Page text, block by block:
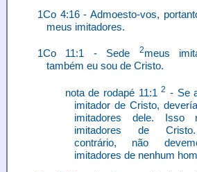
1Co 4:16 - Admoesto-vos,
meus imitadores.
1Co 11:1 - Sede 2meus
também eu sou de Cristo.
nota de rodapé 11:12 - Se
imitador de Cristo,
imitadores dele. Isso
imitadores de
contrário, não
imitadores de nenhum